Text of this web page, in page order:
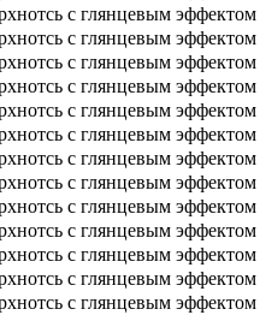
с глянцевым эффектом
с глянцевым эффектом
с глянцевым эффектом
с глянцевым эффектом
с глянцевым эффектом
с глянцевым эффектом
с глянцевым эффектом
с глянцевым эффектом
с глянцевым эффектом
с глянцевым эффектом
с глянцевым эффектом
с глянцевым эффектом
с глянцевым эффектом